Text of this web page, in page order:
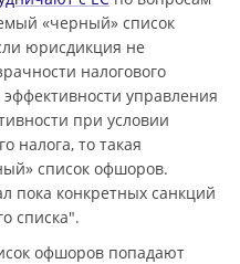
«черный» список
юрисдикция не
налогового
управления
при условии
налога, то такая
список офшоров.
пока конкретных санкций
списка".
офшоров попадают